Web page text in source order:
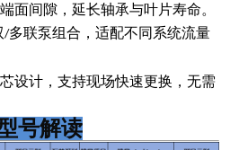
面间隙，延长轴承与叶片寿命。
/多联泵组合，适配不同系统流量
设计，支持现场快速更换，无需
号解读